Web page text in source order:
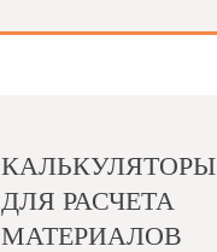
КАЛЬКУЛЯТОРЫ
ДЛЯ РАСЧЕТА
МАТЕРИАЛОВ